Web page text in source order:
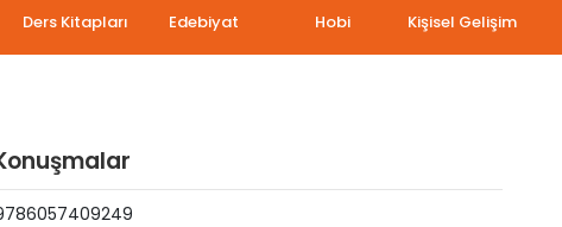
Ders Kitapları Edebiyat Hobi Kişisel Gelişim